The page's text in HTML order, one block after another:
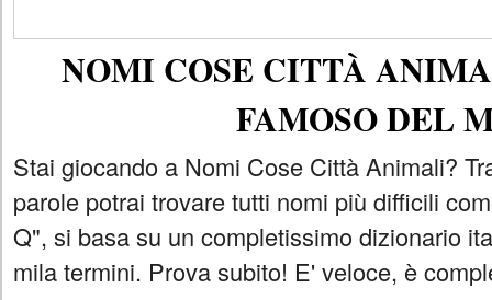
NOMI COSE CITTÀ
FAMOSO DEL
Stai giocando a Nomi Cose Città Animali?
parole potrai trovare tutti nomi più difficili
Q", si basa su un completissimo dizionario
mila termini. Prova subito! E' veloce, è